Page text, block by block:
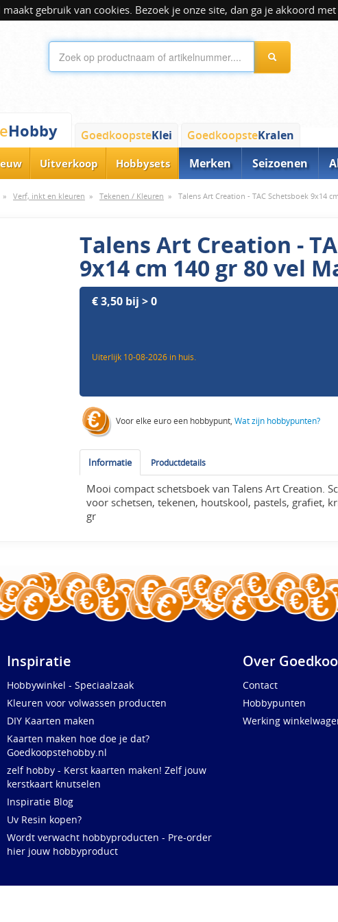
gebruik van cookies. Bezoek je onze site, dan ga je akkoord
Hobby GoedkoopsteKlei GoedkoopsteKralen
Uitverkoop Hobbysets Merken Seizoenen
» Verf, inkt en kleuren » Tekenen / Kleuren » Talens Art Creation - TAC Schetsboek 9x14
Talens Art Creation -
9x14 cm 140 gr 80 vel
€ 3,50 bij > 0
Uiterlijk 10-08-2026 in huis.
Voor elke euro een hobbypunt,Wat zijn hobbypunten?
Informatie Productdetails
Mooi compact schetsboek van Talens Art Creation.
voor schetsen, tekenen, houtskool, pastels, grafiet,
gr
Inspiratie
Hobbywinkel - Speciaalzaak
Kleuren voor volwassen producten
DIY Kaarten maken
Kaarten maken hoe doe je dat?
Goedkoopstehobby.nl
zelf hobby - Kerst kaarten maken! Zelf jouw
kerstkaart knutselen
Inspiratie Blog
Uv Resin kopen?
Wordt verwacht hobbyproducten - Pre-order
hier jouw hobbyproduct
Over
Contact
Hobbypunten
Werking